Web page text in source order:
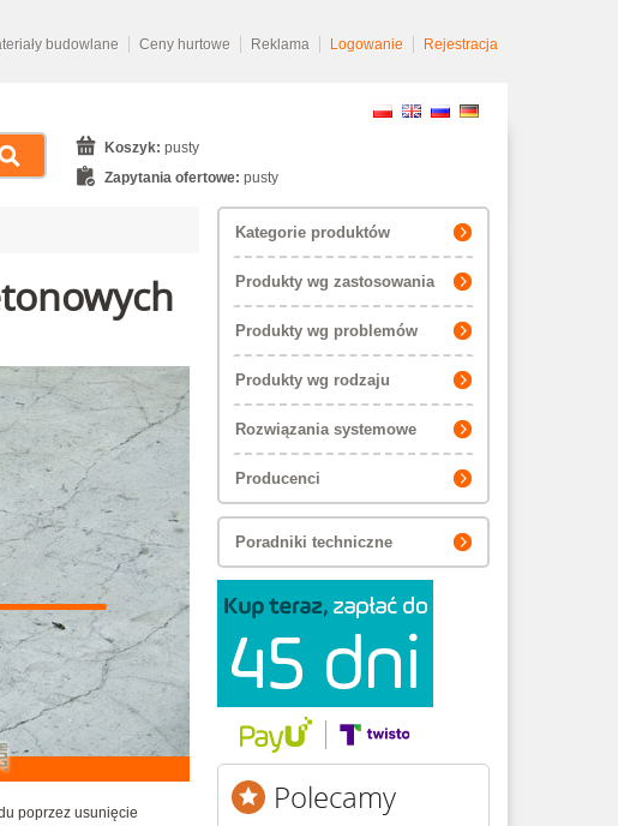
budowlane Ceny hurtowe Reklama Logowanie Rejestracja
Koszyk: pusty
Zapytania ofertowe: pusty
Kategorie produktów
Produkty wg zastosowania
Produkty wg problemów
Produkty wg rodzaju
Rozwiązania systemowe
Producenci
Poradniki techniczne
Polecamy
poprzez usunięcie